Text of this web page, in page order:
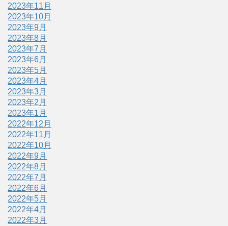
2023年11月
2023年10月
2023年9月
2023年8月
2023年7月
2023年6月
2023年5月
2023年4月
2023年3月
2023年2月
2023年1月
2022年12月
2022年11月
2022年10月
2022年9月
2022年8月
2022年7月
2022年6月
2022年5月
2022年4月
2022年3月